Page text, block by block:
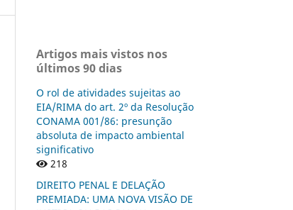
Artigos mais vistos nos
últimos 90 dias
O rol de atividades sujeitas ao
EIA/RIMA do art. 2º da Resolução
CONAMA 001/86: presunção
absoluta de impacto ambiental
significativo
218
DIREITO PENAL E DELAÇÃO
PREMIADA: UMA NOVA VISÃO DE